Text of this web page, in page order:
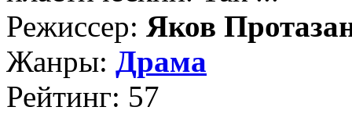
Режиссер: Яков
Жанры: Драма
Рейтинг: 57